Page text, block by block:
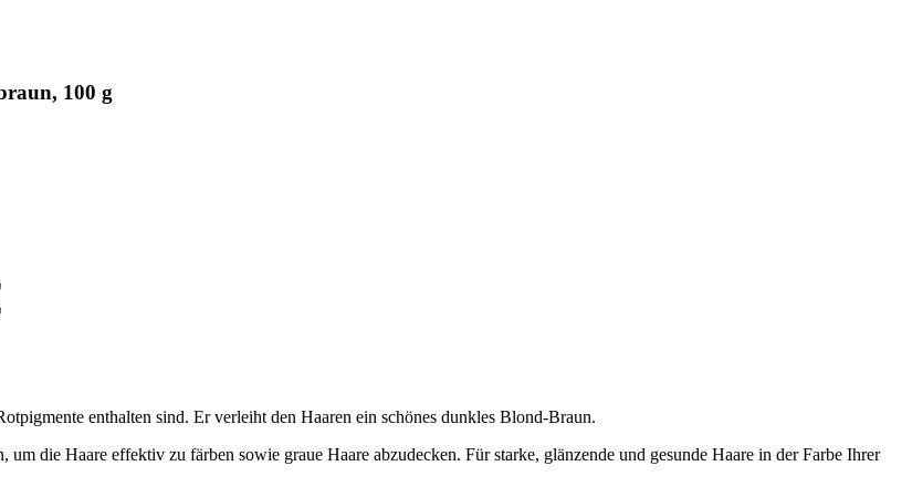
100 g
enthalten sind. Er verleiht den Haaren ein schönes dunkles Blond-Braun.
die Haare effektiv zu färben sowie graue Haare abzudecken. Für starke, glänzende und gesunde Haare in der Farbe Ihrer